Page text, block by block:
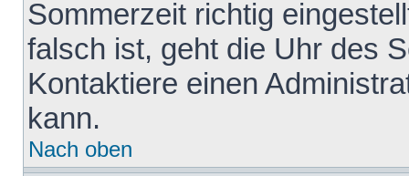
Sommerzeit richtig
falsch ist, geht die Uhr des
Kontaktiere einen
kann.
Nach oben